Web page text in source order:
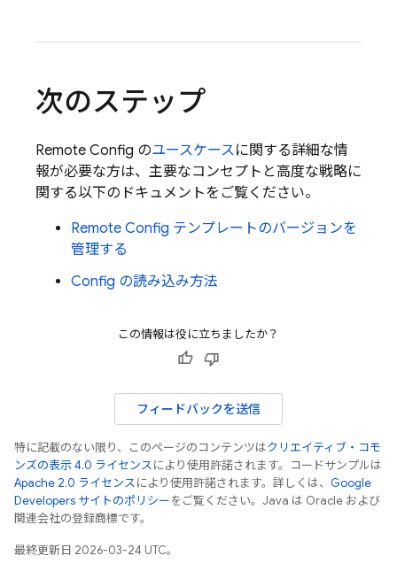
次のステップ
Remote Config のユースケースに関する詳細な情
報が必要な方は、主要なコンセプトと高度な戦略に
関する以下のドキュメントをご覧ください。
Remote Config テンプレートのバージョンを
管理する
Config の読み込み方法
この情報は役に立ちましたか？
フィードバックを送信
特に記載のない限り、このページのコンテンツはクリエイティブ・コモ
ンズの表示 4.0 ライセンスにより使用許諾されます。コードサンプルは
Apache 2.0 ライセンスにより使用許諾されます。詳しくは、 Google
Developers サイトのポリシーをご覧ください。Java は Oracle および
関連会社の登録商標です。
最終更新日 2026-03-24 UTC。